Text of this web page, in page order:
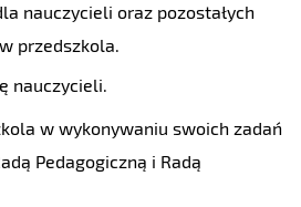
nauczycieli oraz pozostałych
przedszkola.
nauczycieli.
w wykonywaniu swoich zadań
Pedagogiczną i Radą